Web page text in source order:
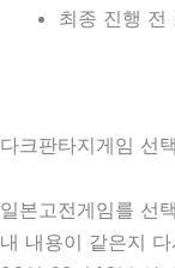
최종 진행 전
다크판타지게임 선
일본고전게임를 선
내 내용이 같은지